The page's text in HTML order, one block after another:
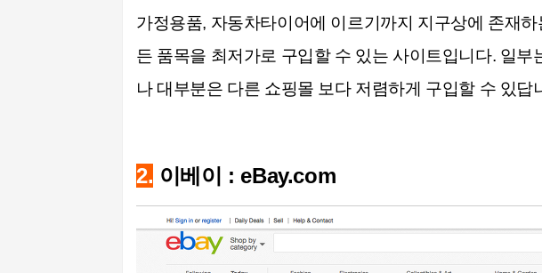
가정용품, 자동차타이어에 이르기까지 지구상에 존재
든 품목을 최저가로 구입할 수 있는 사이트입니다. 일부
나 대부분은 다른 쇼핑몰 보다 저렴하게 구입할 수 있답
2. 이베이 : eBay.com